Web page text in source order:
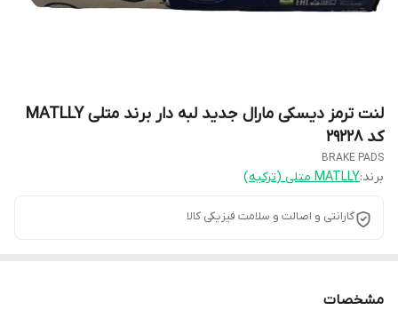
لنت ترمز دیسکی مارال جدید لبه دار برند متلی MATLLY
کد 29228
BRAKE PADS
برند:MATLLY متلی (ترکیه)
گارانتی و اصالت و سلامت فیزیکی کالا
مشخصات